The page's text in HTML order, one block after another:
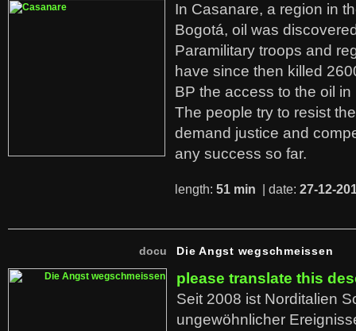
In Casanare, a region in
Bogotá, oil was
Paramilitary troops and
have since then killed
BP the access to the oil in
The people try to resist
demand justice and
any success so far.
length: 51 min | date: 27-12-
docu Die Angst wegschmeissen
please translate this
Seit 2008 ist Norditalien
ungewöhnlicher